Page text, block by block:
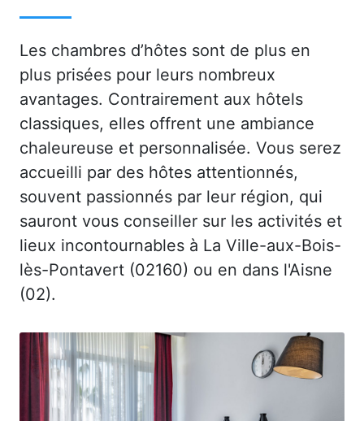
Les chambres d’hôtes sont de plus en
plus prisées pour leurs nombreux
avantages. Contrairement aux hôtels
classiques, elles offrent une ambiance
chaleureuse et personnalisée. Vous serez
accueilli par des hôtes attentionnés,
souvent passionnés par leur région, qui
sauront vous conseiller sur les activités et
lieux incontournables à La Ville-aux-Bois-
lès-Pontavert (02160) ou en dans l'Aisne
(02).